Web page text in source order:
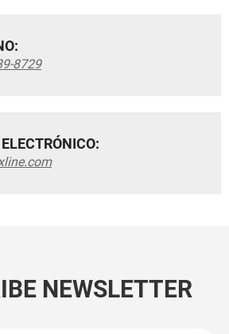
8729
NEWSLETTER